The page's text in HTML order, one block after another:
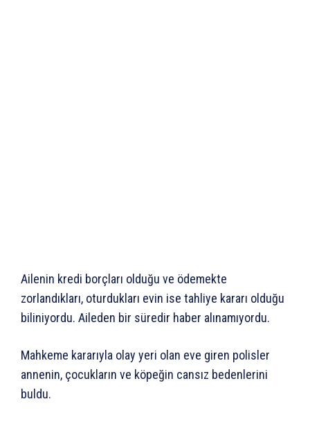
Ailenin kredi borçları olduğu ve ödemekte
zorlandıkları, oturdukları evin ise tahliye kararı olduğu
biliniyordu. Aileden bir süredir haber alınamıyordu.
Mahkeme kararıyla olay yeri olan eve giren polisler
annenin, çocukların ve köpeğin cansız bedenlerini
buldu.